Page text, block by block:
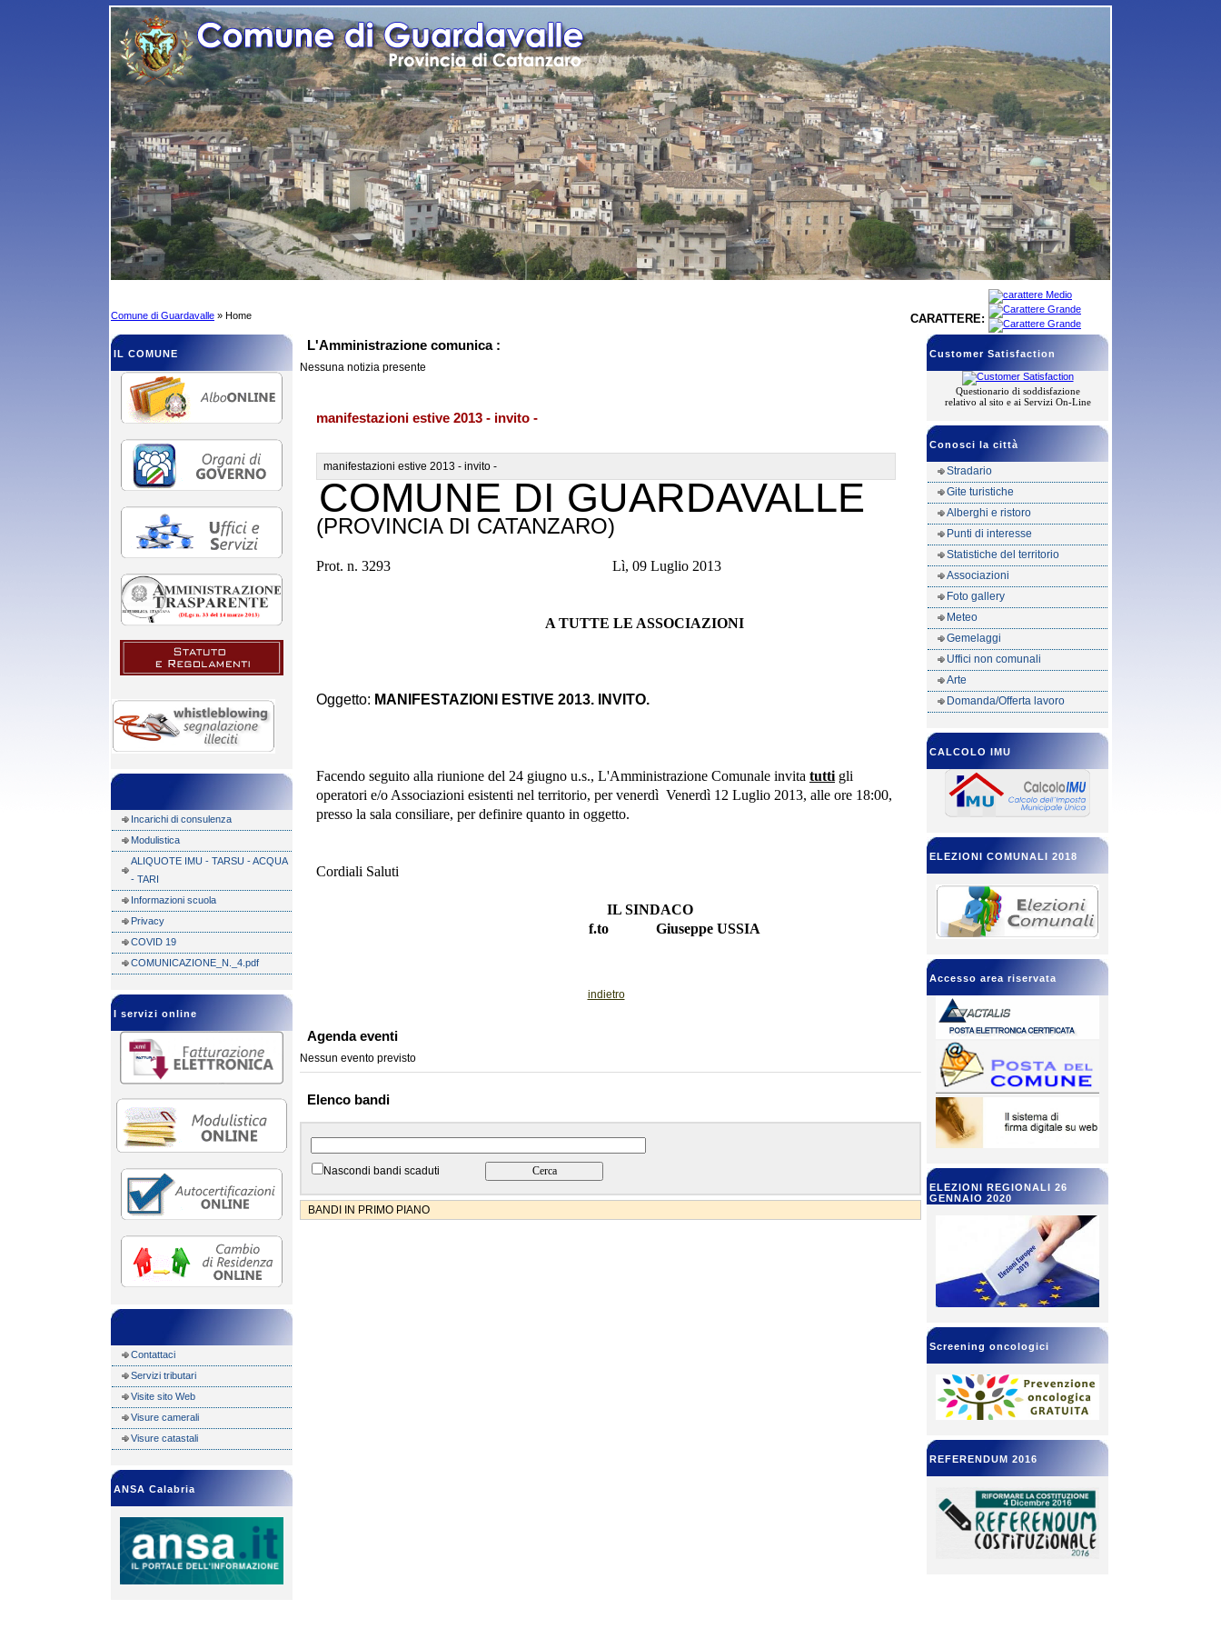
CARATTERE:
Comune di Guardavalle » Home
L'Amministrazione comunica :
Nessuna notizia presente
manifestazioni estive 2013 - invito -
manifestazioni estive 2013 - invito -
COMUNE DI GUARDAVALLE
(PROVINCIA DI CATANZARO)
Prot. n. 3293 Lì, 09 Luglio 2013
A TUTTE LE ASSOCIAZIONI
Oggetto: MANIFESTAZIONI ESTIVE 2013. INVITO.
Facendo seguito alla riunione del 24 giugno u.s., L'Amministrazione Comunale invita tutti gli
operatori e/o Associazioni esistenti nel territorio, per venerdì Venerdì 12 Luglio 2013, alle ore 18:00,
presso la sala consiliare, per definire quanto in oggetto.
Cordiali Saluti
IL SINDACO
f.to Giuseppe USSIA
indietro
Agenda eventi
Nessun evento previsto
Elenco bandi
Nascondi bandi scaduti
BANDI IN PRIMO PIANO
IL COMUNE
Incarichi di consulenza
Modulistica
ALIQUOTE IMU - TARSU - ACQUA
- TARI
Informazioni scuola
Privacy
COVID 19
COMUNICAZIONE_N._4.pdf
I servizi online
Contattaci
Servizi tributari
Visite sito Web
Visure camerali
Visure catastali
ANSA Calabria
Customer Satisfaction
Questionario di soddisfazione
relativo al sito e ai Servizi On-Line
Conosci la città
Stradario
Gite turistiche
Alberghi e ristoro
Punti di interesse
Statistiche del territorio
Associazioni
Foto gallery
Meteo
Gemelaggi
Uffici non comunali
Arte
Domanda/Offerta lavoro
CALCOLO IMU
ELEZIONI COMUNALI 2018
Accesso area riservata
ELEZIONI REGIONALI 26
GENNAIO 2020
Screening oncologici
REFERENDUM 2016